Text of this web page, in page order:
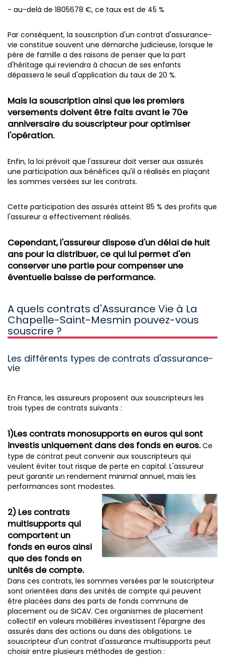
- au-delà de 1805678 €, ce taux est de 45 %
Par conséquent, la souscription d'un contrat d'assurance-
vie constitue souvent une démarche judicieuse, lorsque le
père de famille a des raisons de penser que la part
d'héritage qui reviendra à chacun de ses enfants
dépassera le seuil d'application du taux de 20 %.
Mais la souscription ainsi que les premiers
versements doivent être faits avant le 70e
anniversaire du souscripteur pour optimiser
l'opération.
Enfin, la loi prévoit que l'assureur doit verser aux assurés
une participation aux bénéfices qu'il a réalisés en plaçant
les sommes versées sur les contrats.
Cette participation des assurés atteint 85 % des profits que
l'assureur a effectivement réalisés.
Cependant, l'assureur dispose d'un délai de huit
ans pour la distribuer, ce qui lui permet d'en
conserver une partie pour compenser une
éventuelle baisse de performance.
A quels contrats d'Assurance Vie à La
Chapelle-Saint-Mesmin pouvez-vous
souscrire ?
Les différents types de contrats d'assurance-
vie
En France, les assureurs proposent aux souscripteurs les
trois types de contrats suivants :
1)Les contrats monosupports en euros qui sont
investis uniquement dans des fonds en euros.Ce
type de contrat peut convenir aux souscripteurs qui
veulent éviter tout risque de perte en capital. L'assureur
peut garantir un rendement minimal annuel, mais les
performances sont modestes.
2) Les contrats
multisupports qui
comportent un
fonds en euros ainsi
que des fonds en
unités de compte.
Dans ces contrats, les sommes versées par le souscripteur
sont orientées dans des unités de compte qui peuvent
être placées dans des parts de fonds communs de
placement ou de SICAV. Ces organismes de placement
collectif en valeurs mobilières investissent l'épargne des
assurés dans des actions ou dans des obligations. Le
souscripteur d'un contrat d'assurance multisupports peut
choisir entre plusieurs méthodes de gestion :